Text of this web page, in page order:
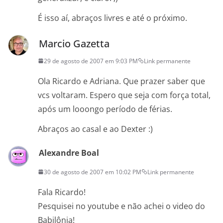
É isso aí, abraços livres e até o próximo.
Marcio Gazetta
29 de agosto de 2007 em 9:03 PM Link permanente
Ola Ricardo e Adriana. Que prazer saber que
vcs voltaram. Espero que seja com força total,
após um looongo período de férias.
Abraços ao casal e ao Dexter :)
Alexandre Boal
30 de agosto de 2007 em 10:02 PM Link permanente
Fala Ricardo!
Pesquisei no youtube e não achei o video do
Babilônia!